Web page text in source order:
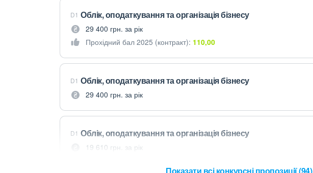
D1 Облік, оподаткування та організація бізнесу
29 400 грн. за рік
Прохідний бал 2025 (контракт): 110,00
D1 Облік, оподаткування та організація бізнесу
29 400 грн. за рік
D1 Облік, оподаткування та організація бізнесу
19 610 грн. за рік